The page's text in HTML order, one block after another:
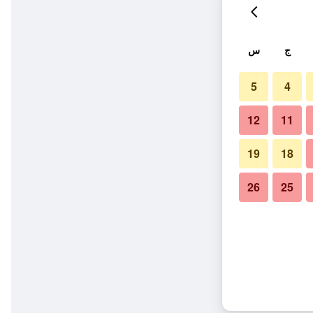
ج س
4
5
11
12
18
19
25
26